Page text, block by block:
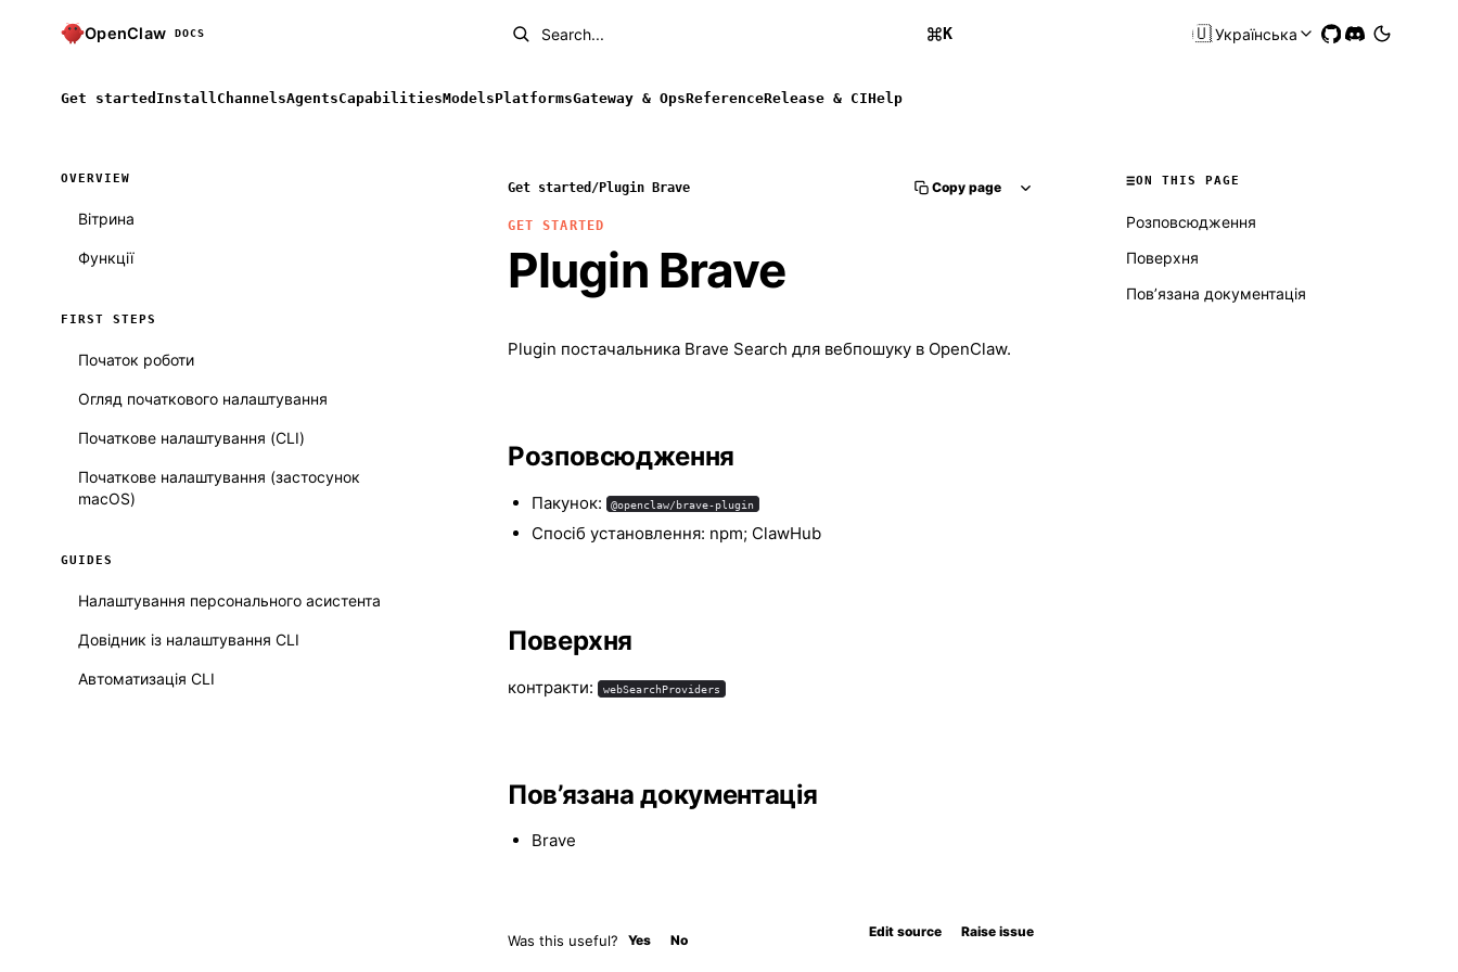
OpenClaw DOCS Search... K 🇺🇦Українська
Get started Install ChannelsAgentsCapabilitiesModelsPlatformsGateway & OpsReferenceRelease & CIHelp
OVERVIEW
Вітрина
Функції
FIRST STEPS
Початок роботи
Огляд початкового налаштування
Початкове налаштування (CLI)
Початкове налаштування (застосунок
macOS)
GUIDES
Налаштування персонального асистента
Довідник із налаштування CLI
Автоматизація CLI
Get started /Plugin Brave Copy page
GET STARTED
Plugin Brave
Plugin постачальника Brave Search для вебпошуку в OpenClaw.
Розповсюдження
Пакунок: @openclaw/brave-plugin
Спосіб установлення: npm; ClawHub
Поверхня
контракти: webSearchProviders
Пов’язана документація
Brave
Was this useful? Yes No
Edit source Raise issue
ON THIS PAGE
Розповсюдження
Поверхня
Пов’язана документація